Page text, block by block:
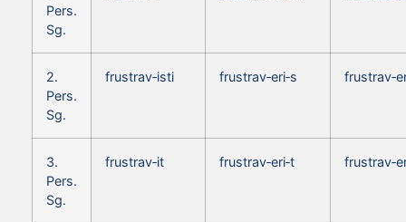
Pers.
Sg.
2.
Pers.
Sg.
frustrav‑isti frustrav‑eri‑s
3.
Pers.
Sg.
frustrav‑it frustrav‑eri‑t